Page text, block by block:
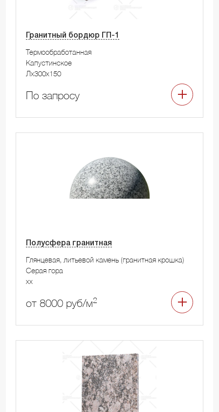
Гранитный бордюр ГП-1
Термообработанная
Капустинское
Лx300x150
По запросу
Полусфера гранитная
Глянцевая, литьевой камень (гранитная крошка)
Серая гора
xx
от 8000 руб/м2